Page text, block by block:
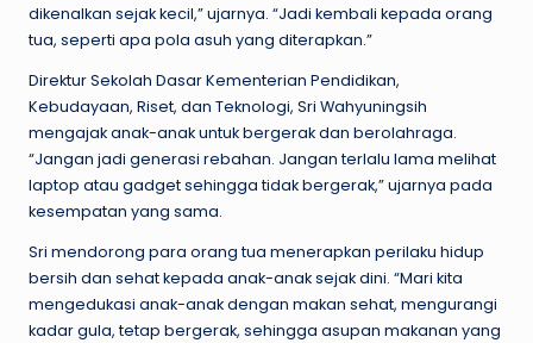
dikenalkan sejak kecil,” ujarnya. “Jadi kembali kepada orang
tua, seperti apa pola asuh yang diterapkan.”
Direktur Sekolah Dasar Kementerian Pendidikan,
Kebudayaan, Riset, dan Teknologi, Sri Wahyuningsih
mengajak anak-anak untuk bergerak dan berolahraga.
“Jangan jadi generasi rebahan. Jangan terlalu lama melihat
laptop atau gadget sehingga tidak bergerak,” ujarnya pada
kesempatan yang sama.
Sri mendorong para orang tua menerapkan perilaku hidup
bersih dan sehat kepada anak-anak sejak dini. “Mari kita
mengedukasi anak-anak dengan makan sehat, mengurangi
kadar gula, tetap bergerak, sehingga asupan makanan yang